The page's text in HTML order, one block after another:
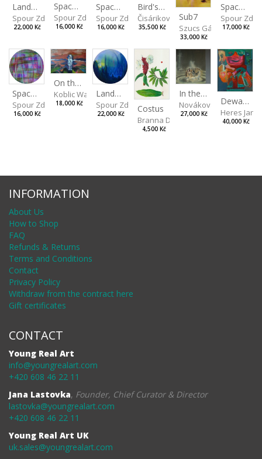
Landscape III
Spour Zdeněk
22,000 Kč
Spaces I
Spour Zdeněk
16,000 Kč
Spaces II
Spour Zdeněk
16,000 Kč
Bird's Eye View
Čisáriková Táňa
35,500 Kč
Sub7
Szucs Gábor
33,000 Kč
Spaces IV
Spour
17,000 Kč
Spaces III
Spour Zdeněk
16,000 Kč
On the Clifs
Koblic Walterová Martina
18,000 Kč
Landscape II
Spour Zdeněk
22,000 Kč Costus
Branna Dorota
4,500 Kč
In the Bottle
Nováková Blanka
27,000 Kč
Dewa Pagan
Heres Jan
40,000 Kč
INFORMATION
About Us
How to Shop
FAQ
Refunds & Returns
Terms and Conditions
Contact
Privacy Policy
Withdraw from the contract here
Gift certificates
CONTACT
Young Real Art
info@youngrealart.com
+420 608 46 22 11
Jana Lastovka, Founder, Chief Curator & Director
lastovka@youngrealart.com
+420 608 46 22 11
Young Real Art UK
uk.sales@youngrealart.com